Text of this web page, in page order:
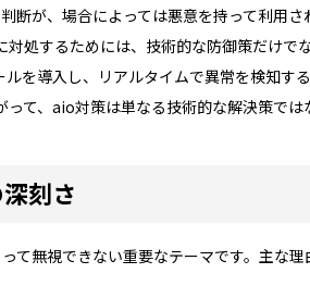
断が、場合によっては悪意を持って利用
処するためには、技術的な防御策だけで
を導入し、リアルタイムで異常を検知
て、aio対策は単なる技術的な解決策で
刻さ
て無視できない重要なテーマです。主な